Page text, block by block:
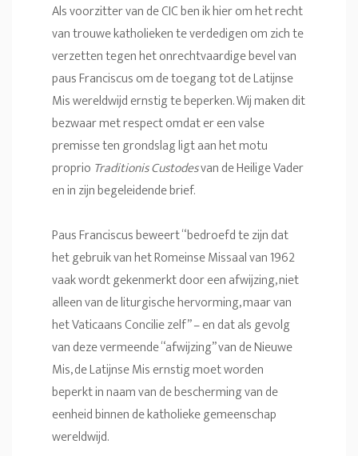
Als voorzitter van de CIC ben ik hier om het recht
van trouwe katholieken te verdedigen om zich te
verzetten tegen het onrechtvaardige bevel van
paus Franciscus om de toegang tot de Latijnse
Mis wereldwijd ernstig te beperken. Wij maken dit
bezwaar met respect omdat er een valse
premisse ten grondslag ligt aan het motu
proprio Traditionis Custodesvan de Heilige Vader
en in zijn begeleidende brief.
Paus Franciscus beweert “bedroefd te zijn dat
het gebruik van het Romeinse Missaal van 1962
vaak wordt gekenmerkt door een afwijzing, niet
alleen van de liturgische hervorming, maar van
het Vaticaans Concilie zelf” – en dat als gevolg
van deze vermeende “afwijzing” van de Nieuwe
Mis, de Latijnse Mis ernstig moet worden
beperkt in naam van de bescherming van de
eenheid binnen de katholieke gemeenschap
wereldwijd.